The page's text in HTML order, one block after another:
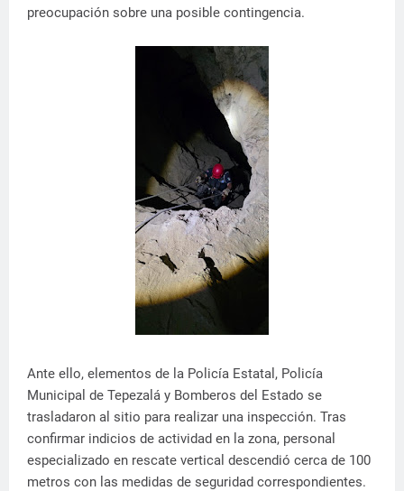
preocupación sobre una posible contingencia.
Ante ello, elementos de la Policía Estatal, Policía
Municipal de Tepezalá y Bomberos del Estado se
trasladaron al sitio para realizar una inspección. Tras
confirmar indicios de actividad en la zona, personal
especializado en rescate vertical descendió cerca de 100
metros con las medidas de seguridad correspondientes.